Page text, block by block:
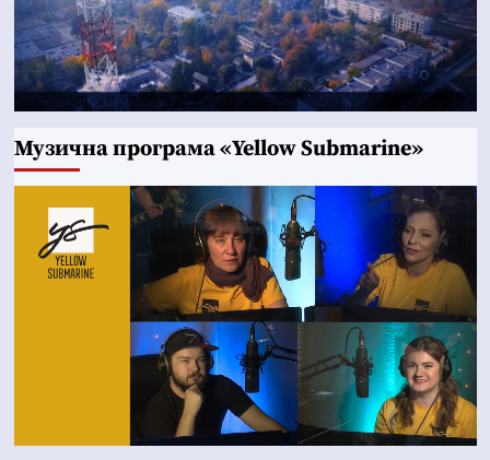
Музична програма «Yellow Submarine»